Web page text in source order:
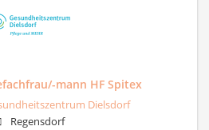
mann HF Spitex
Dielsdorf
Regensdorf